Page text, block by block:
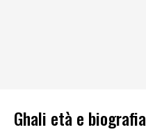
Ghali età e biografia